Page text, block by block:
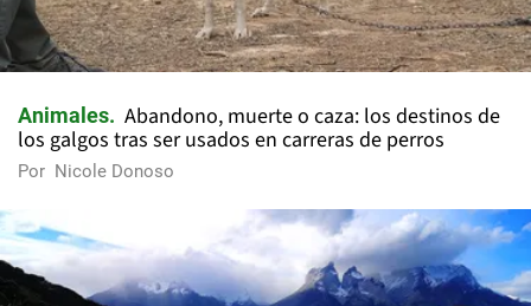
Animales
Abandono, muerte o caza: los destinos de
los galgos tras ser usados en carreras de perros
Por Nicole Donoso